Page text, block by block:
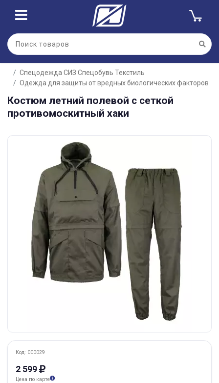
Спецодежда СИЗ Спецобувь Текстиль
Одежда для защиты от вредных биологических факторов
Костюм летний полевой с сеткой
противомоскитный хаки
Код: 000029
2 599
Цена по карте